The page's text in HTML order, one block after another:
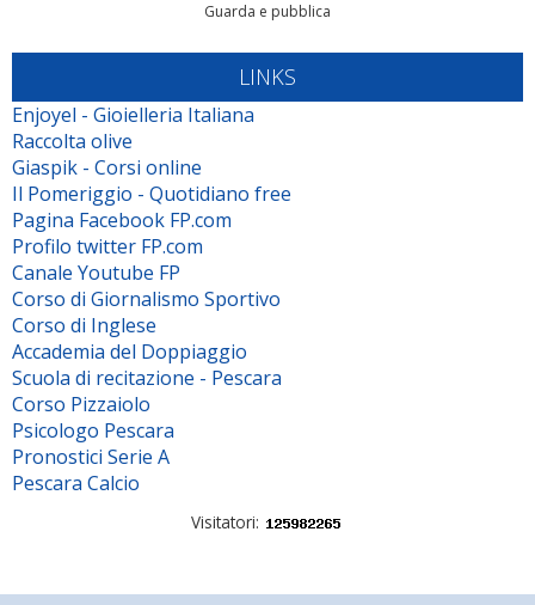
Guarda e pubblica
LINKS
Enjoyel - Gioielleria Italiana
Raccolta olive
Giaspik - Corsi online
Il Pomeriggio - Quotidiano free
Pagina Facebook FP.com
Profilo twitter FP.com
Canale Youtube FP
Corso di Giornalismo Sportivo
Corso di Inglese
Accademia del Doppiaggio
Scuola di recitazione - Pescara
Corso Pizzaiolo
Psicologo Pescara
Pronostici Serie A
Pescara Calcio
Visitatori: